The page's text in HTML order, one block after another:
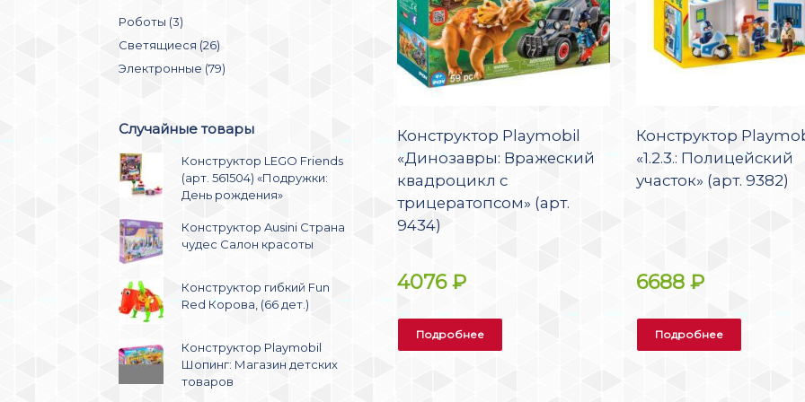
Конструктор Playmobil
«Динозавры: Вражеский
квадроцикл с
трицератопсом» (арт.
9434)
4076₽
Подробнее
Конструктор
«1.2.3.: Полицейский
участок» (арт. 9382)
6688₽
Подробнее
Роботы (3)
Светящиеся (26)
Электронные (79)
Случайные товары
Конструктор LEGO Friends
(арт. 561504) «Подружки:
День рождения»
Конструктор Ausini Страна
чудес Салон красоты
Конструктор гибкий Fun
Red Корова, (66 дет.)
Конструктор Playmobil
Шопинг: Магазин детских
товаров